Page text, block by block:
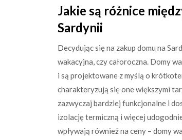
Jakie są różnice
Sardynii
Decydując się na zakup domu na
wakacyjna, czy całoroczna. Domy
i są projektowane z myślą o
charakteryzują się one większymi
zazwyczaj bardziej funkcjonalne i
izolację termiczną i więcej
wpływają również na ceny – domy